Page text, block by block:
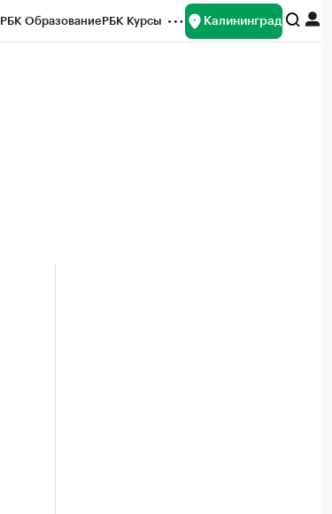
РБК ОбразованиеРБК Курсы Калининград